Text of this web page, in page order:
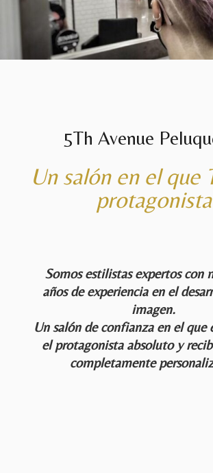
5Th Avenue
Un salón en el que
protagonista
Somos estilistas expertos con
años de experiencia en el
imagen.
Un salón deconfianza en el que
el protagonista absoluto y
completamente